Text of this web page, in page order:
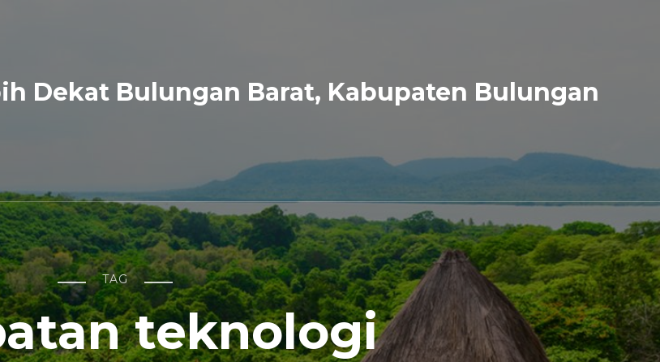
Dekat Bulungan Barat, Kabupaten Bulungan
TAG
teknologi